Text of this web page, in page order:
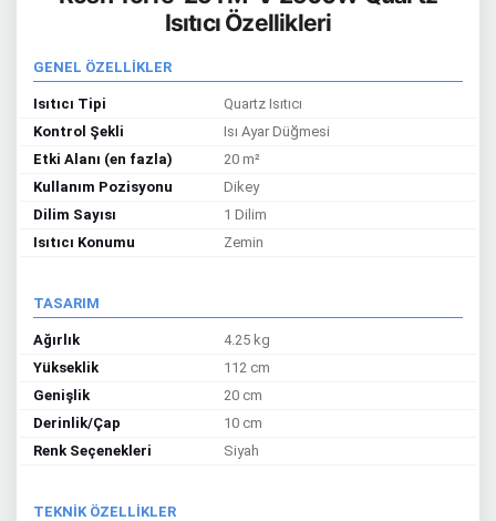
Isıtıcı Özellikleri
GENEL ÖZELLİKLER
Isıtıcı Tipi
Quartz Isıtıcı
Kontrol Şekli
Isı Ayar Düğmesi
Etki Alanı (en fazla)
20 m²
Kullanım Pozisyonu
Dikey
Dilim Sayısı
1 Dilim
Isıtıcı Konumu
Zemin
TASARIM
Ağırlık
4.25 kg
Yükseklik
112 cm
Genişlik
20 cm
Derinlik/Çap
10 cm
Renk Seçenekleri
Siyah
TEKNİK ÖZELLİKLER